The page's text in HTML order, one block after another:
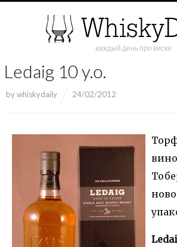
каждый день про виски
Ledaig 10 y.o.
bywhiskydaily 24/02/2012